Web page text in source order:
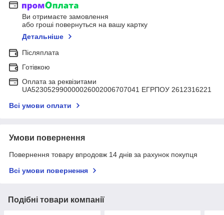
Ви отримаєте замовлення
або гроші повернуться на вашу картку
Детальніше
Післяплата
Готівкою
Оплата за реквізитами
UA523052990000026002006707041 ЕГРПОУ 2612316221
Всі умови оплати
Умови повернення
Повернення товару впродовж 14 днів за рахунок покупця
Всі умови повернення
Подібні товари компанії